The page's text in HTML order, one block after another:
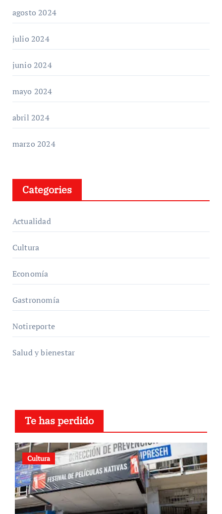
agosto 2024
julio 2024
junio 2024
mayo 2024
abril 2024
marzo 2024
Categories
Actualidad
Cultura
Economía
Gastronomía
Notireporte
Salud y bienestar
Te has perdido
Cultura